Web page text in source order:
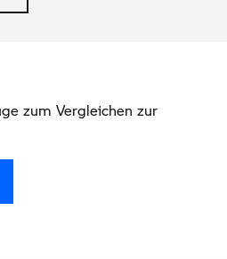
zum Vergleichen zur